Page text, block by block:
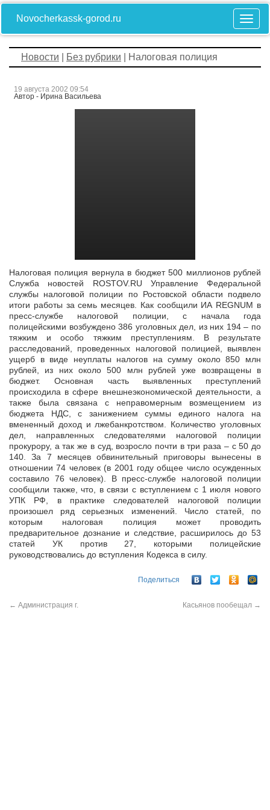
Novocherkassk-gorod.ru
Новости Без рубрики | Налоговая полиция
19 августа 2002 09:54
Автор - Ирина Васильева
Налоговая полиция вернула в бюджет 500 миллионов рублей
Служба новостей ROSTOV.RU Управление Федеральной
службы налоговой полиции по Ростовской области подвело
итоги работы за семь месяцев. Каксообщили ИА REGNUM в
пресс-службе налоговой полиции, с начала года
полицейскими возбуждено 386 уголовных дел, из них 194 – по
тяжким и особо тяжким преступлениям. В результате
расследований, проведенных налоговой полицией, выявлен
ущерб в виде неуплаты налогов на сумму около 850 млн
рублей, из них около 500 млн рублей уже возвращены в
бюджет. Основная часть выявленных преступлений
происходила в сфере внешнеэкономической деятельности, а
также была связана с неправомерным возмещением из
бюджета НДС, с занижением суммы единого налога на
вмененный доход и лжебанкротством. Количество уголовных
дел, направленных следователями налоговой полиции
прокурору, а так же в суд, возросло почти в три раза – с 50 до
140. За 7 месяцев обвинительный приговоры вынесены в
отношении 74 человек (в 2001 году общее число осужденных
составило 76 человек). В пресс-службе налоговой полиции
сообщили также, что, в связи с вступлением с 1 июля нового
УПК РФ, в практике следователей налоговой полиции
произошел ряд серьезных изменений. Число статей, по
которым налоговая полиция может проводить
предварительное дознание и следствие, расширилось до 53
статей УК против 27, которыми полицейские
руководствовались до вступления Кодекса в силу.
Поделиться
← Администрация г. Касьянов пообещал →